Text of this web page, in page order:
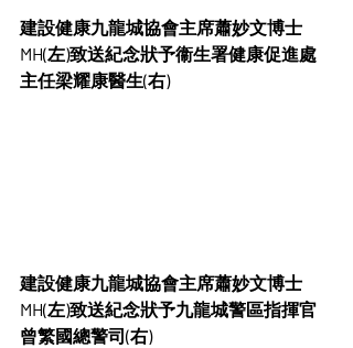
建設健康九龍城協會主席蕭妙文博士
MH(左)致送紀念狀予衞生署健康促進處
主任梁耀康醫生(右)
建設健康九龍城協會主席蕭妙文博士
MH(左)致送紀念狀予九龍城警區指揮官
曾繁國總警司(右)